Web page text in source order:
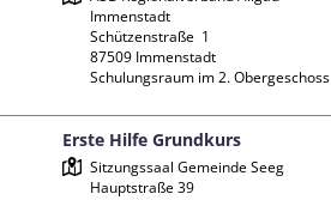
Immenstadt
Schützenstraße  1
87509 Immenstadt
Schulungsraum im 2. Obergeschoss
Erste Hilfe Grundkurs
Sitzungssaal Gemeinde Seeg
Hauptstraße 39